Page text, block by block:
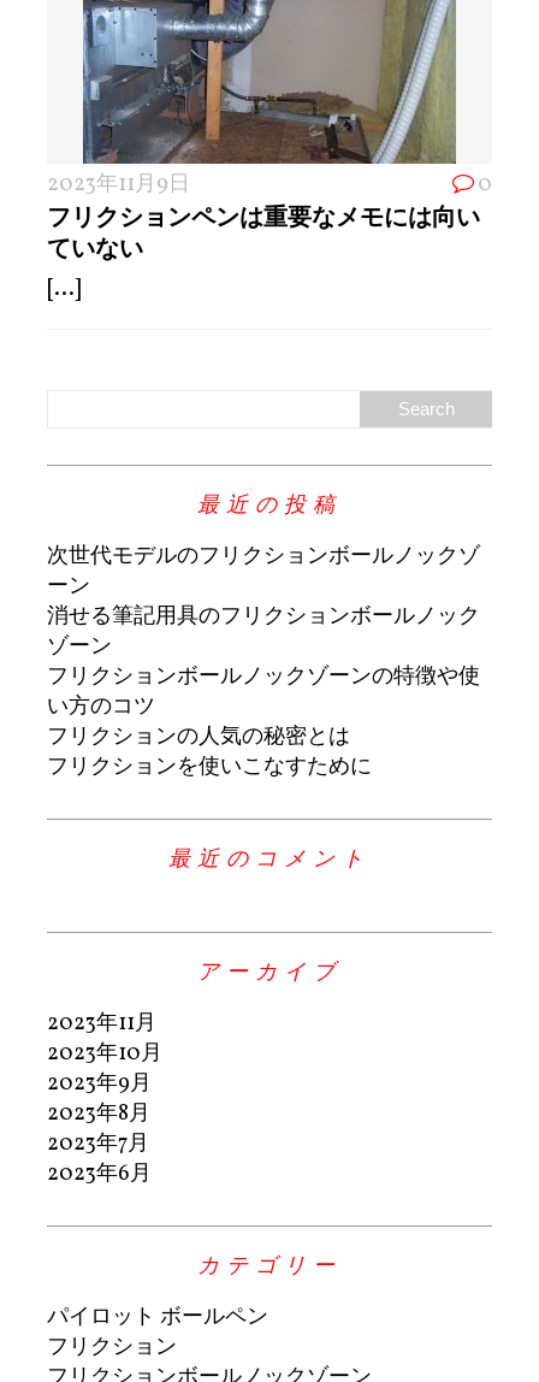
2023年11月9日 0
フリクションペンは重要なメモには向い
ていない
[...]
最近の投稿
次世代モデルのフリクションボールノックゾ
ーン
消せる筆記用具のフリクションボールノック
ゾーン
フリクションボールノックゾーンの特徴や使
い方のコツ
フリクションの人気の秘密とは
フリクションを使いこなすために
最近のコメント
アーカイブ
2023年11月
2023年10月
2023年9月
2023年8月
2023年7月
2023年6月
カテゴリー
パイロット ボールペン
フリクション